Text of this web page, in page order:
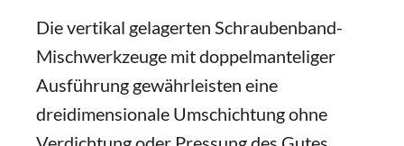
Die vertikal gelagerten Schraubenband-
Mischwerkzeuge mit doppelmanteliger
Ausführung gewährleisten eine
dreidimensionale Umschichtung ohne